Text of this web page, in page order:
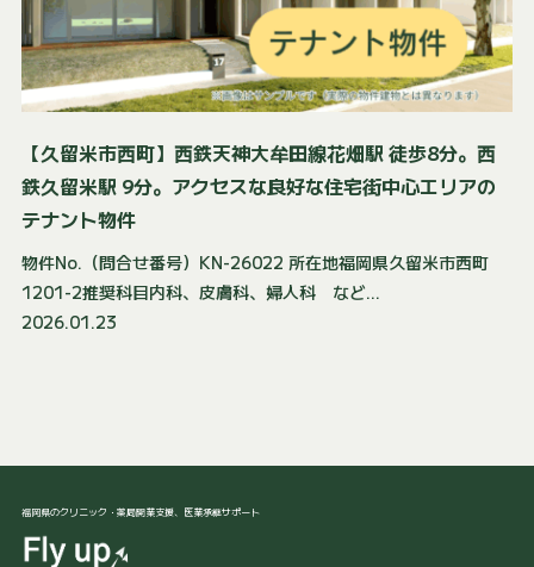
【久留米市西町】西鉄天神大牟田線花畑駅 徒歩8分。西
鉄久留米駅 9分。アクセスな良好な住宅街中心エリアの
テナント物件
物件No.（問合せ番号）KN-26022 所在地福岡県久留米市西町
1201-2推奨科目内科、皮膚科、婦人科 など...
2026.01.23
福岡県のクリニック・薬局開業支援、医業承継サポート